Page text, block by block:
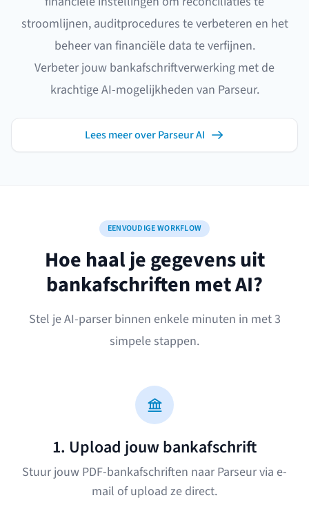
stroomlijnen, auditprocedures te verbeteren en het
beheer van financiële data te verfijnen.
Verbeter jouw bankafschriftverwerking met de
krachtige AI-mogelijkheden van Parseur.
Lees meer over Parseur AI
EENVOUDIGE WORKFLOW
Hoe haal je gegevens uit
bankafschriften met AI?
Stel je AI-parser binnen enkele minuten in met 3
simpele stappen.
1. Upload jouw bankafschrift
Stuur jouw PDF-bankafschriften naar Parseur via e-
mail of upload ze direct.